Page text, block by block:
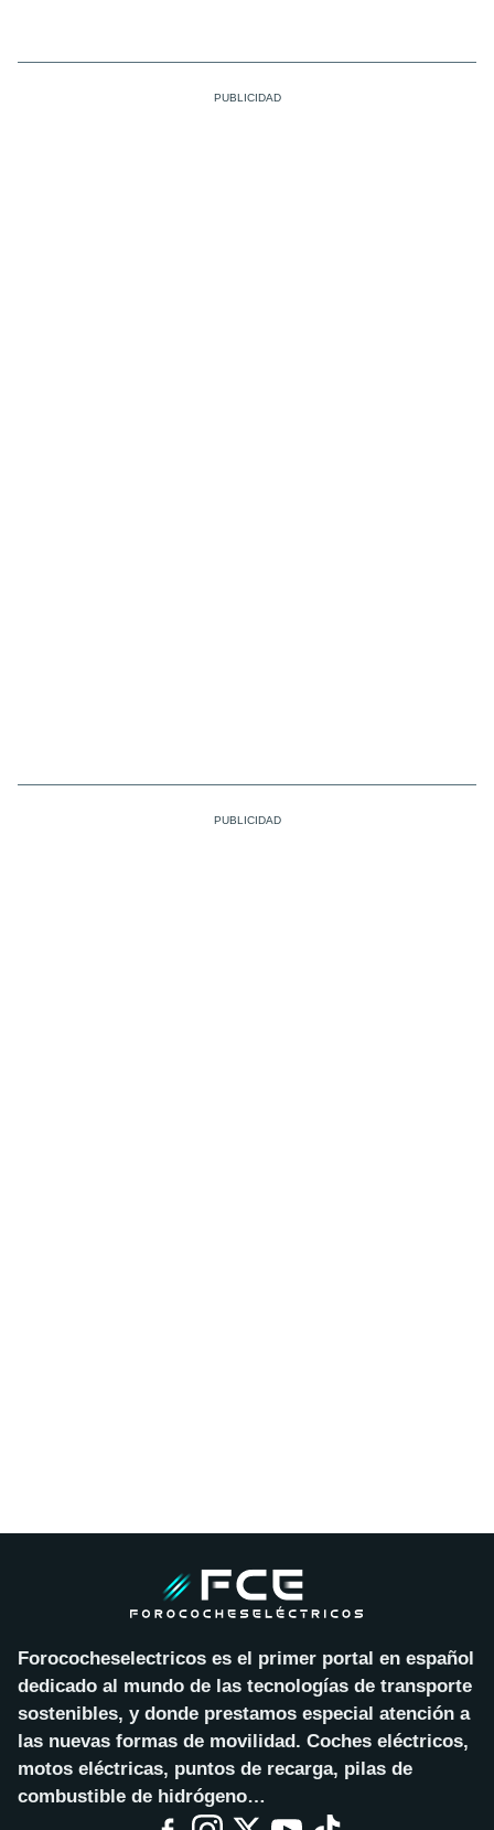
Forococheselectricos es el primer portal en español
dedicado al mundo de las tecnologías de transporte
sostenibles, y donde prestamos especial atención a
las nuevas formas de movilidad. Coches eléctricos,
motos eléctricas, puntos de recarga, pilas de
combustible de hidrógeno…